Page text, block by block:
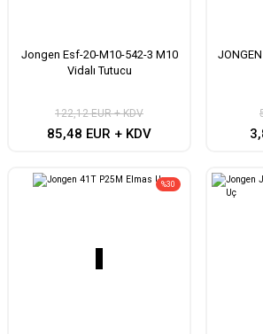
Jongen Esf-20-M10-542-3 M10
Vidalı Tutucu
122,12 EUR + KDV
85,48 EUR + KDV
%30